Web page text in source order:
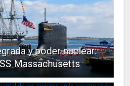
y poder nuclear:
Massachusetts